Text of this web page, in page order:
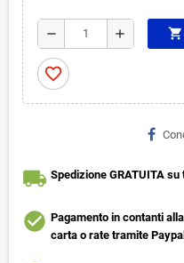
remove add shopping_cart
favorite_border
local_shipping Spedizione GRATUITA
check_circle Pagamento in contanti
carta o rate tramite Paypal